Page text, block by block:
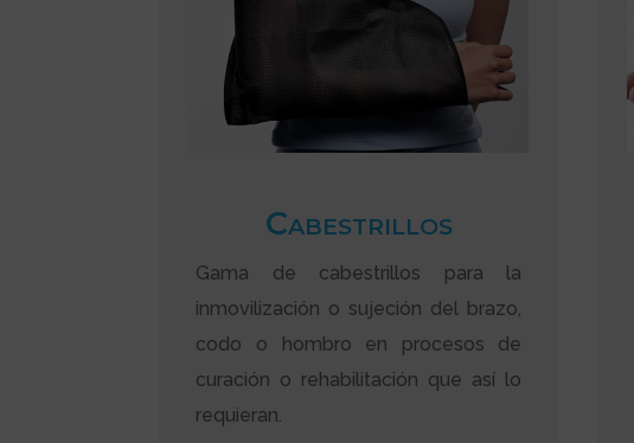
Cabestrillos
Gama de cabestrillos para la
inmovilización o sujeción del brazo,
codo o hombro en procesos de
curación o rehabilitación que así lo
requieran.